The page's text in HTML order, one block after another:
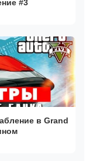
#3
в Grand